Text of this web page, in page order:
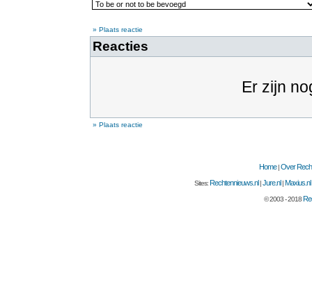
» Plaats reactie
Reacties
Er zijn
» Plaats reactie
Home|Over
Sites:Rechtennieuws.nl |Jure.nl |Maxius.nl
© 2003 - 2018